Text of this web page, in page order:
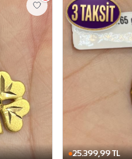
25.399,99 TL